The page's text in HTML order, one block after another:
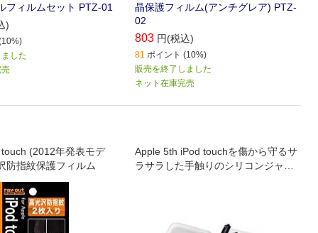
フィルムセット PTZ-01
)
した
晶保護フィルム(アンチグレア) PTZ-
02
803 円(税込)
81 ポイント (10%)
販売を終了しました
ネット在庫完売
(2012年発表モデ
防指紋保護フィルム
Apple 5th iPod touchを傷から守るサ
ラサラした手触りのシリコンジャケ